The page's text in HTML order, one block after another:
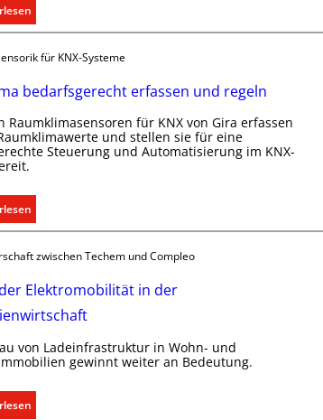
:
T
r
k
m
m
u
i
k
a
t
o
n
i
t
S
y
für KNX-Systeme
bedarfsgerecht erfassen und regeln
Raumklimasensoren für KNX von Gira erfassen
und stellen sie für eine
Steuerung und Automatisierung im KNX-
:
R
u
m
l
m
zwischen Techem und Compleo
Elektromobilität in der
von Ladeinfrastruktur in Wohn- und
gewinnt weiter an Bedeutung.
: